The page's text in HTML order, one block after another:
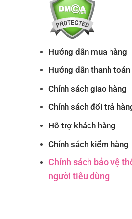
Hướng dẫn mua hàng
Hướng dẫn thanh toán
Chính sách giao hàng
Chính sách đổi trả
Hỗ trợ khách hàng
Chính sách kiểm hàng
Chính sách bảo vệ
người tiêu dùng